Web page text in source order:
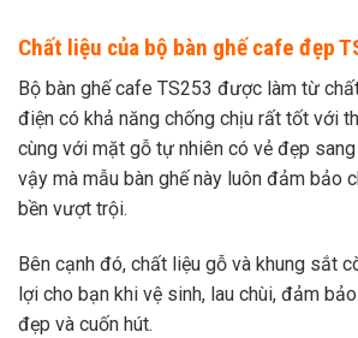
Chất liệu của bộ bàn ghế cafe đẹp
Bộ bàn ghế cafe TS253 được làm từ
điện có khả năng chống chịu rất tốt với
cùng với mặt gỗ tự nhiên có vẻ đẹp
vậy mà mẫu bàn ghế này luôn đảm bảo
bền vượt trội.
Bên cạnh đó, chất liệu gỗ và khung sắt
lợi cho bạn khi vệ sinh, lau chùi, đảm
đẹp và cuốn hút.